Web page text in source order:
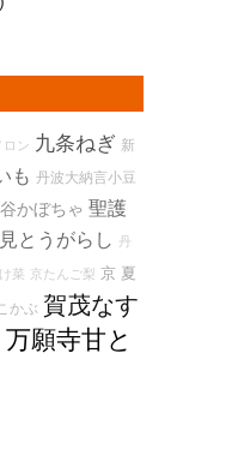
ロン 九条ねぎ 新
も 丹波大納言小豆
かぼちゃ 聖護
とうがらし 丹
菜 京たんご梨 京 夏
かぶ 賀茂なす
万願寺甘と